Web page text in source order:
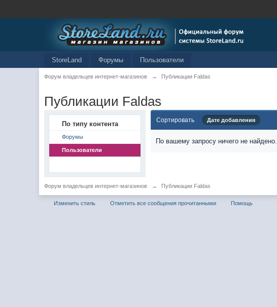
StoreLand Форумы Пользователи
Форум владельцев интернет-магазинов → Публикации Faldas
Публикации Faldas
По типу контента
Форумы
Пользователи
Сортировать Дате добавления
По вашему запросу ничего не найдено.
Форум владельцев интернет-магазинов → Публикации Faldas
Изменить стиль Отметить все сообщения прочитанными Помощь